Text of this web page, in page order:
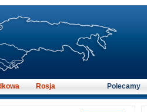
Rosja Polecamy